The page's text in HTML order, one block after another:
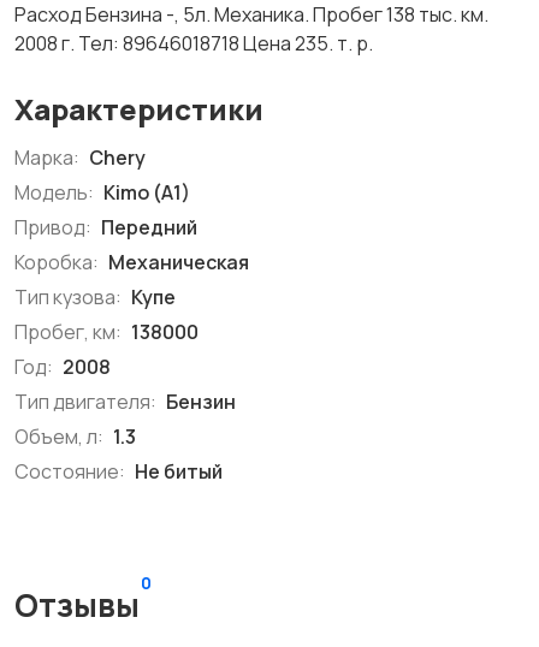
Расход Бензина -, 5л. Механика. Пробег 138 тыс. км.
2008 г. Тел: 89646018718 Цена 235. т. р.
Характеристики
Марка: Chery
Модель: Kimo (A1)
Привод: Передний
Коробка: Механическая
Тип кузова: Купе
Пробег, км: 138000
Год: 2008
Тип двигателя: Бензин
Объем, л: 1.3
Состояние: Не битый
Отзывы
0